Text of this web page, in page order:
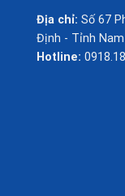
Địa chỉ: Số 67
Định - Tỉnh
Hotline: